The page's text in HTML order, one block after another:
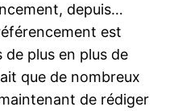
depuis…
est
plus en plus de
que de nombreux
de rédiger